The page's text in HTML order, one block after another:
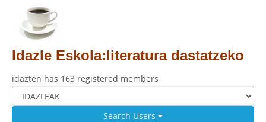
Idazle Eskola:literatura dastatzeko
idazten has 163 registered members
Search Users